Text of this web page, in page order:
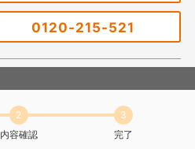
0120-215-521
2
内容確認
3
完了